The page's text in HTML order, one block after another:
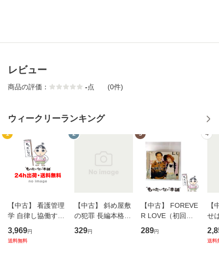
レビュー
商品の評価： -点 (0件)
ウィークリーランキング
1
【中古】 看護管理
学 自律し協働する
専門職の看護マネ
ジメントスキル 改
3,969円
送料無料
2
【中古】 斜め屋敷
の犯罪 長編本格推
理小説 (光文社文
庫) / 島田荘司 / 光
329円
3
【中古】 FOREVE
R LOVE（初回生
産限定盤） / 清水
翔太×加藤ミリヤ /
289円
4
【
せ
タ
送料